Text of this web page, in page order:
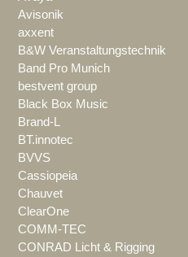
Avisonik
axxent
B&W Veranstaltungstechnik
Band Pro Munich
bestvent group
Black Box Music
Brand-L
BT.innotec
BVVS
Cassiopeia
Chauvet
ClearOne
COMM-TEC
CONRAD Licht & Rigging